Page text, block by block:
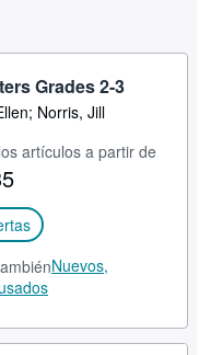
Grades 2-3
Norris, Jill
artículos a partir de
Nuevos,